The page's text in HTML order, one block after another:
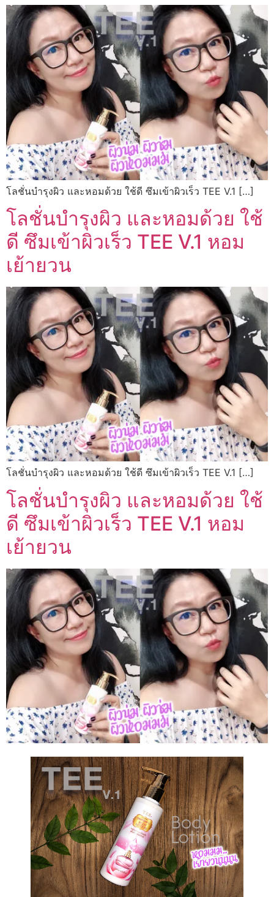
โลชั่นบำรุงผิว และหอมด้วย ใช้ดี ซึมเข้าผิวเร็ว TEE V.1 […]
โลชั่นบำรุงผิว และหอมด้วย ใช้
ดี ซึมเข้าผิวเร็ว TEE V.1 หอม
เย้ายวน
โลชั่นบำรุงผิว และหอมด้วย ใช้ดี ซึมเข้าผิวเร็ว TEE V.1 […]
โลชั่นบำรุงผิว และหอมด้วย ใช้
ดี ซึมเข้าผิวเร็ว TEE V.1 หอม
เย้ายวน